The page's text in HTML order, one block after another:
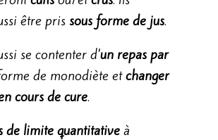
être pris sous forme de jus.
se contenter d’un repas par
de monodiète etchanger
cours de cure.
de limite quantitativeà